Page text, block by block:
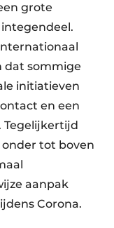
grote
dat sommige
initiatieven
en een
Tegelijkertijd
onder tot boven
aanpak
Corona.